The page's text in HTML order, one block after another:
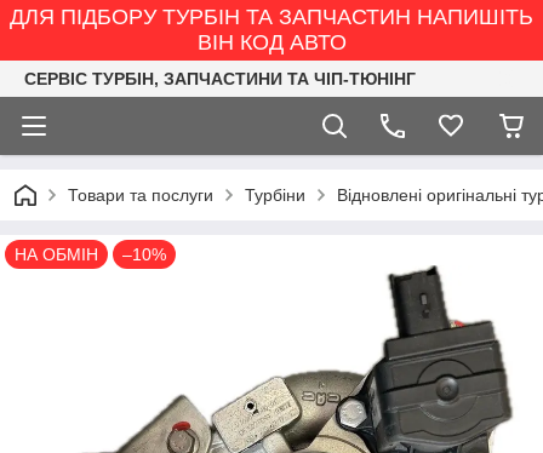
ДЛЯ ПІДБОРУ ТУРБІН ТА ЗАПЧАСТИН НАПИШІТЬ
ВІН КОД АВТО
СЕРВІС ТУРБІН, ЗАПЧАСТИНИ ТА ЧІП-ТЮНІНГ
Товари та послуги Турбіни Відновлені оригінальні
НА ОБМІН –10%